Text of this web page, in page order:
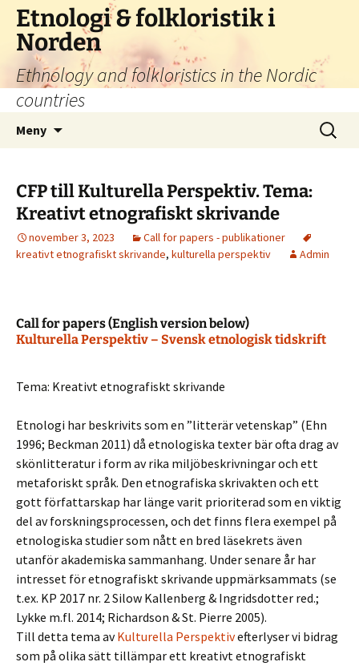
Hoppa
innehåll
Etnologi & folkloristik i
Norden
Ethnology and folkloristics in the Nordic
countries
Meny
Sök
efter:
CFP till Kulturella Perspektiv. Tema:
Kreativt etnografiskt skrivande
november 3, 2023
Call for papers - publikationer
kreativt etnografiskt skrivande, kulturella perspektiv Admin
Call for papers (English version below)
Kulturella Perspektiv – Svensk etnologisk tidskrift
Tema: Kreativt etnografiskt skrivande
Etnologi har beskrivits som en ”litterär vetenskap” (Ehn
1996; Beckman 2011) då etnologiska texter bär ofta drag av
skönlitteratur i form av rika miljöbeskrivningar och ett
metaforiskt språk. Den etnografiska skrivakten och ett
gott författarskap har länge varit prioriterad som en viktig
del av forskningsprocessen, och det finns flera exempel på
etnologiska studier som nått en bred läsekrets även
utanför akademiska sammanhang. Under senare år har
intresset för etnografiskt skrivande uppmärksammats (se
t.ex. KP 2017 nr. 2 Silow Kallenberg & Ingridsdotter red.;
Lykke m.fl. 2014; Richardson & St. Pierre 2005).
Till detta tema avKulturella Perspektivefterlyser vi bidrag
som på olika sätt tillämpar ett kreativt etnografiskt